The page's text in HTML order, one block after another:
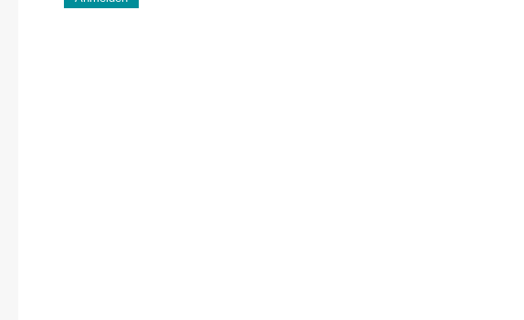
Diese Sicherheitsfrage überprüft, ob Sie ein menschlicher Besucher sind und